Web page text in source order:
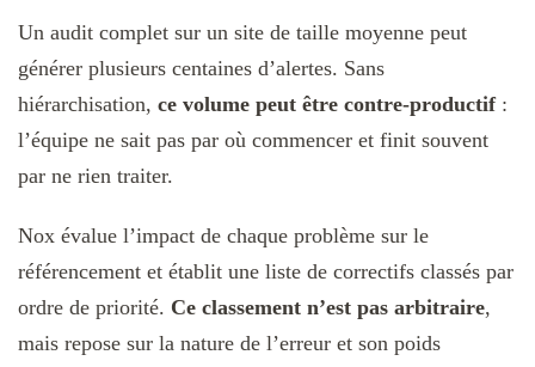
Un audit complet sur un site de taille moyenne peut
générer plusieurs centaines d’alertes. Sans
hiérarchisation, ce volume peut être contre-productif:
l’équipe ne sait pas par où commencer et finit souvent
par ne rien traiter.
Nox évalue l’impact de chaque problème sur le
référencement et établit une liste de correctifs classés par
ordre de priorité. Ce classement n’est pas arbitraire,
mais repose sur la nature de l’erreur et son poids